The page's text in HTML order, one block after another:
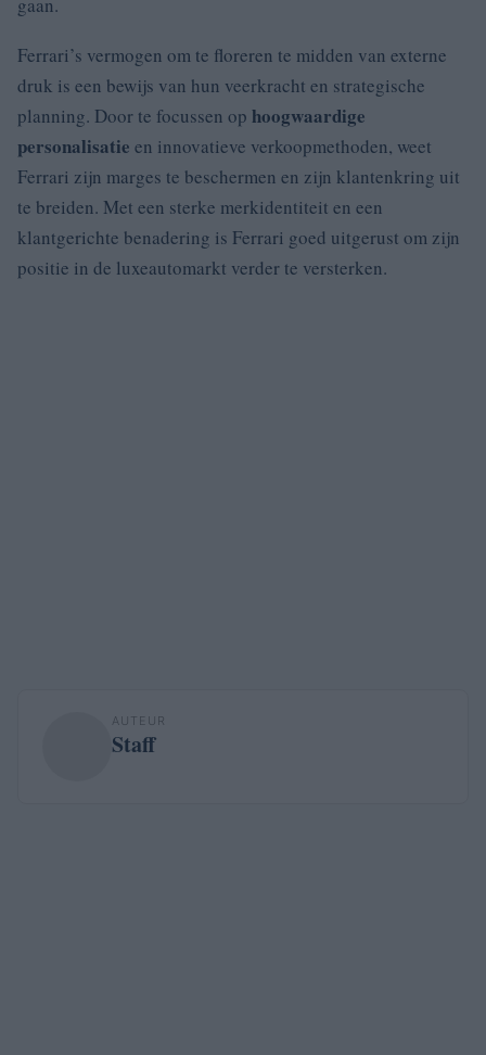
Ferrari’s vermogen om te floreren te midden van externe
druk is een bewijs van hun veerkracht en strategische
planning. Door te focussen op hoogwaardige
personalisatie en innovatieve verkoopmethoden, weet
Ferrari zijn marges te beschermen en zijn klantenkring uit
te breiden. Met een sterke merkidentiteit en een
klantgerichte benadering is Ferrari goed uitgerust om zijn
positie in de luxeautomarkt verder te versterken.
AUTEUR
Staff